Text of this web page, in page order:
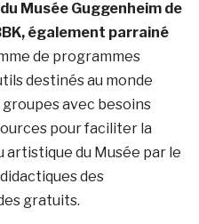
Musée Guggenheim de
également parrainé
de programmes
destinés au monde
avec besoins
pour faciliter la
du Musée par le
des
gratuits.